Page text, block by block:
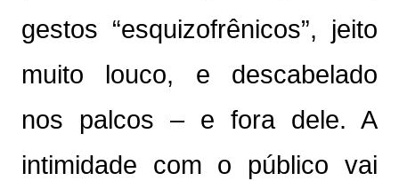
gestos “esquizofrênicos”, jeito
muito louco, e descabelado
nos palcos – e fora dele. A
intimidade com o público vai